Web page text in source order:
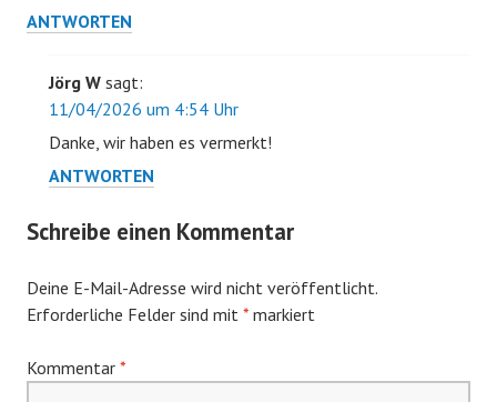
ANTWORTEN
Jörg W sagt:
11/04/2026 um 4:54 Uhr
Danke, wir haben es vermerkt!
ANTWORTEN
Schreibe einen Kommentar
Deine E-Mail-Adresse wird nicht veröffentlicht.
Erforderliche Felder sind mit * markiert
Kommentar *